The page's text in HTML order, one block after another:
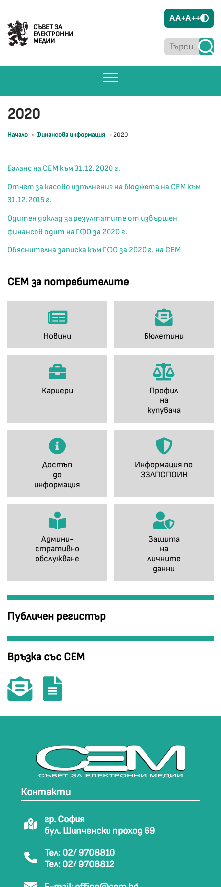
СЪВЕТ ЗА
ЕЛЕКТРОННИ
МЕДИИ
AA+A++
СЕМ за потребителите
Новини Бюлетини
Кариери
Профил
на
купувача
Достъп
до
информация
Информация по
ЗЗЛПСПОИН
Админи-
стративно
обслужване
Защита
на
личните
данни
Публичен регистър
Връзка със СЕМ
2020
Начало » Финансова информация » 2020
Баланс на СЕМ към 31.12.2020 г.
Отчет за касово изпълнение на бюджета на СЕМ към
31.12.2015 г.
Одитен доклад за резултатите от извършен
финансов одит на ГФО за 2020 г.
Обяснителна записка към ГФО за 2020 г. на СЕМ
Контакти
гр. София
бул. Шипченски проход 69
Тел: 02/ 9708810
Тел: 02/ 9708812